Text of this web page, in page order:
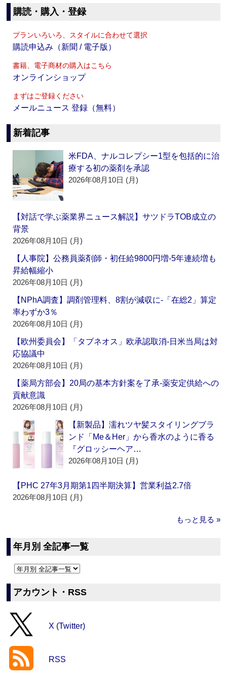
購読・購入・登録
プランいろいろ、スタイルに合わせて選択
購読申込み（新聞 / 電子版）
書籍、電子商材の購入はこちら
オンラインショップ
まずはご登録ください
メールニュース 登録（無料）
新着記事
米FDA、ナルコレプシー1型を包括的に治
療する初の薬剤を承認
2026年08月10日 (月)
【対話で学ぶ薬業界ニュース解説】サツドラTOB成立の
背景
2026年08月10日 (月)
【人事院】公務員薬剤師・初任給9800円増‐5年連続増も
昇給幅縮小
2026年08月10日 (月)
【NPhA調査】調剤管理料、8割が減収に‐「在総2」算定
率わずか3％
2026年08月10日 (月)
【欧州委員会】「タブネオス」欧承認取消‐日米当局は対
応協議中
2026年08月10日 (月)
【薬局方部会】20局の基本方針案を了承‐薬安定供給への
貢献意識
2026年08月10日 (月)
【新製品】濡れツヤ髪スタイリングブラ
ンド「Me＆Her」から香水のように香る
『グロッシーヘア…
2026年08月10日 (月)
【PHC 27年3月期第1四半期決算】営業利益2.7倍
2026年08月10日 (月)
もっと見る »
年月別 全記事一覧
アカウント・RSS
X (Twitter)
RSS